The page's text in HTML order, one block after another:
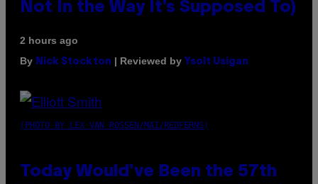
Not In the Way It’s Supposed To)
2 hours ago
By Nick Stockton | Reviewed by Ysolt Usigan
(PHOTO BY LEX VAN ROSSEN/MAI/REDFERNS)
Today Would’ve Been the 57th